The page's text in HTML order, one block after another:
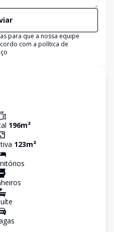
para que a nossa equipe
com a política de
196m²
123m²
s
s
s